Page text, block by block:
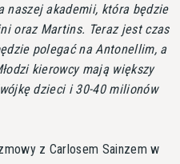
naszej akademii, która będzie
oraz Martins. Teraz jest czas
polegać na Antonellim, a
kierowcy mają większy
dzieci i 30-40 milionów
z Carlosem Sainzem w